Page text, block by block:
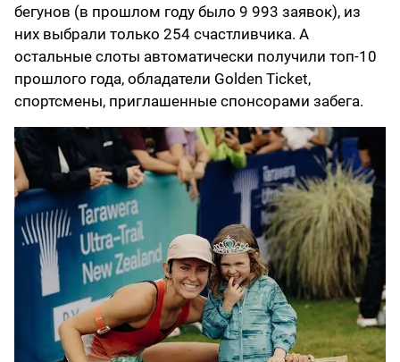
бегунов (в прошлом году было 9 993 заявок), из
них выбрали только 254 счастливчика. А
остальные слоты автоматически получили топ-10
прошлого года, обладатели Golden Ticket,
спортсмены, приглашенные спонсорами забега.